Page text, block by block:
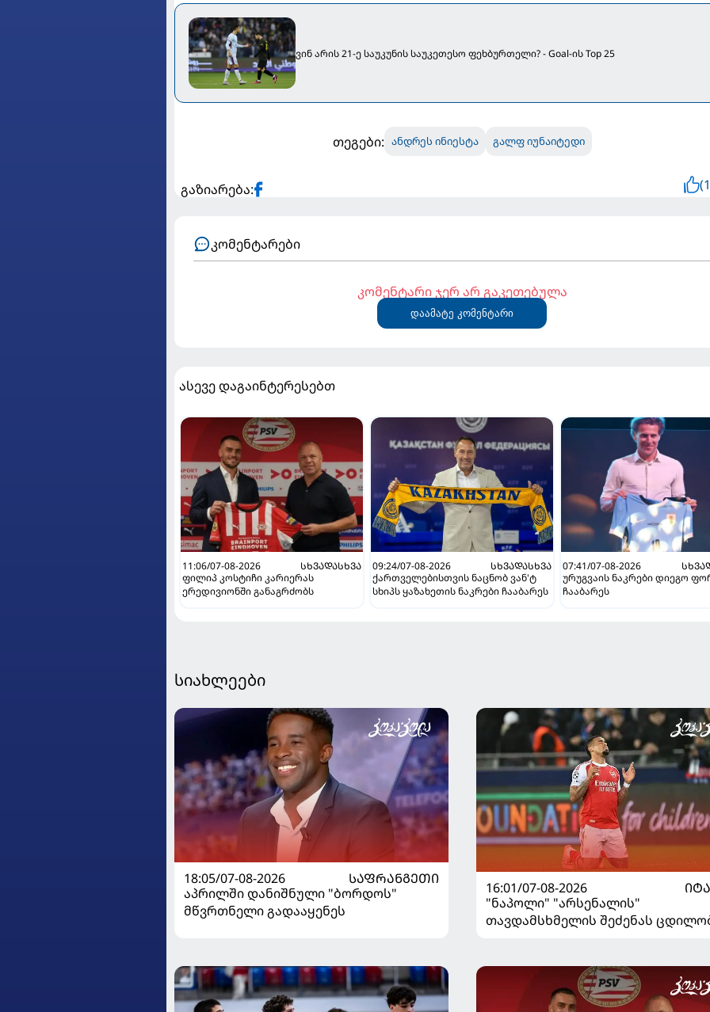
ვინ არის 21-ე საუკუნის საუკეთესო ფეხბურთელი? - Goal-ის Top 25
თეგები: ანდრეს ინიესტა გალფ იუნაიტედი
გაზიარება:
კომენტარები
კომენტარი ჯერ არ გაკეთებულა
დაამატე კომენტარი
ასევე დაგაინტერესებთ
11:06/07-08-2026
ᲡᲮᲕᲐᲓᲐᲡᲮᲕᲐ
ფილიპ კოსტიჩი კარიერას
ერედივიონში განაგრძობს
09:24/07-08-2026
ᲡᲮᲕᲐᲓᲐᲡᲮᲕᲐ
ქართველებისთვის ნაცნობ ვან'ტ
სხიპს ყაზახეთის ნაკრები ჩააბარეს
07:41/07-08-2026
ურუგვაის ნაკრები დიეგო
ჩააბარეს
სიახლეები
18:05/07-08-2026
ᲡᲐᲤᲠᲐᲜᲒᲔᲗᲘ
აპრილში დანიშნული "ბორდოს"
მწვრთნელი გადააყენეს
16:01/07-08-2026
"ნაპოლი" "არსენალის"
თავდამსხმელის შეძენას